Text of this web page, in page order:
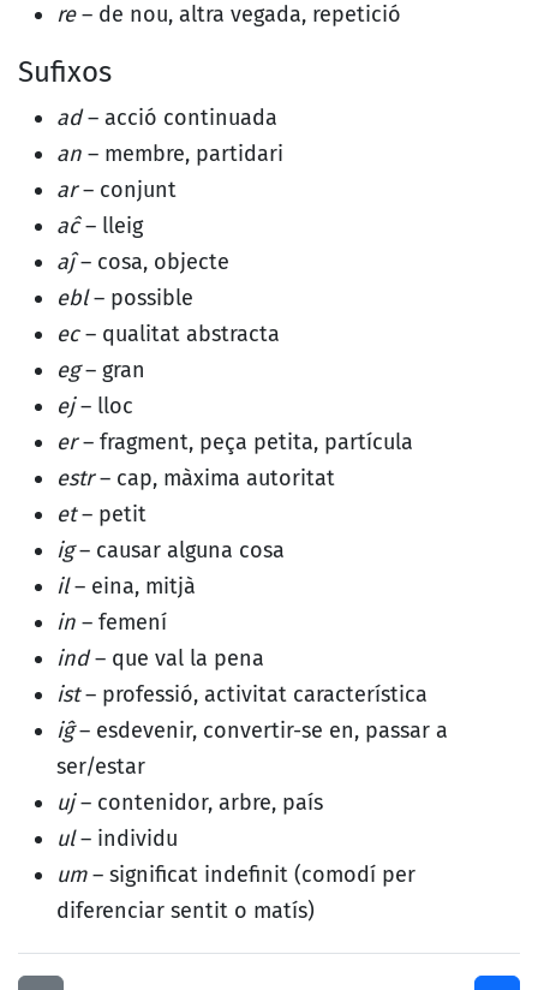
re– de nou, altra vegada, repetició
Sufixos
ad– acció continuada
an – membre, partidari
ar– conjunt
aĉ– lleig
aĵ– cosa, objecte
ebl– possible
ec– qualitat abstracta
eg– gran
ej– lloc
er– fragment, peça petita, partícula
estr– cap, màxima autoritat
et– petit
ig– causar alguna cosa
il– eina, mitjà
in – femení
ind– que val la pena
ist– professió, activitat característica
iĝ– esdevenir, convertir-se en, passar a
ser/estar
uj– contenidor, arbre, país
ul– individu
um– significat indefinit (comodí per
diferenciar sentit o matís)